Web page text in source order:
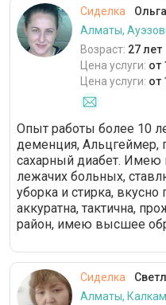
Сиделка
Алматы,
Возраст: 27 лет
Цена услуги: от
Цена услуги: от
Опыт работы более 10
деменция, Альцгеймер,
сахарный диабет.
лежачих больных,
уборка и стирка,
аккуратна, тактична,
район, имею высшее
Сиделка
Алматы,